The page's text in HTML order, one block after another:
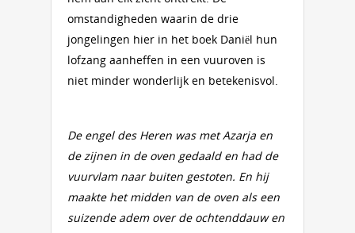
omstandigheden waarin de drie
jongelingen hier in het boek Daniël hun
lofzang aanheffen in een vuuroven is
niet minder wonderlijk en betekenisvol.
De engel des Heren was met Azarja en
de zijnen in de oven gedaald en had de
vuurvlam naar buiten gestoten. En hij
maakte het midden van de oven als een
suizende adem over de ochtenddauw en